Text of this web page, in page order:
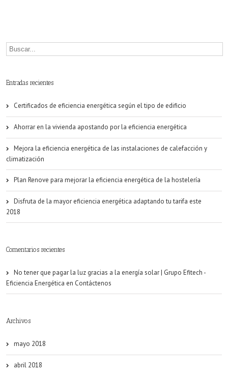
y
energía
Entradas recientes
Certificados de eficiencia energética según el tipo de edificio
Ahorrar en la vivienda apostando por la eficiencia energética
Mejora la eficiencia energética de las instalaciones de calefacción y
climatización
Plan Renove para mejorar la eficiencia energética de la hostelería
Disfruta de la mayor eficiencia energética adaptando tu tarifa este
2018
Comentarios recientes
No tener que pagar la luz gracias a la energía solar | Grupo Efitech -
Eficiencia Energética en Contáctenos
Archivos
mayo 2018
abril 2018